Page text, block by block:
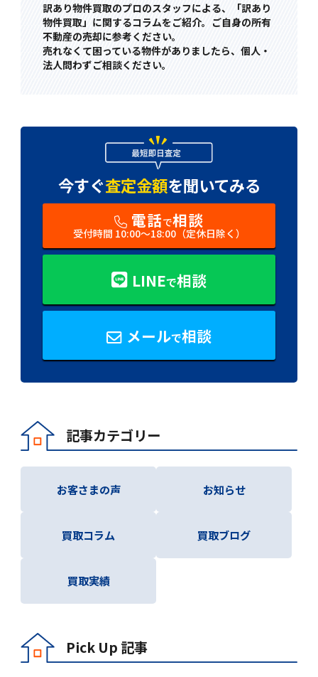
訳あり物件買取のプロのスタッフによる、「訳あり
物件買取」に関するコラムをご紹介。ご自身の所有
不動産の売却に参考ください。
売れなくて困っている物件がありましたら、個人・
法人問わずご相談ください。
今すぐ査定金額を聞いてみる
電話で相談
受付時間 10:00〜18:00（定休日除く）
LINEで相談
メールで相談
記事カテゴリー
お客さまの声 お知らせ
買取コラム 買取ブログ
買取実績
Pick Up 記事